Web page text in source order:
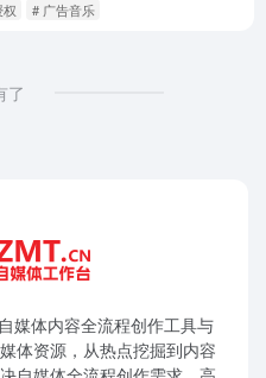
# 广告音乐
了
自媒体内容全流程创作工具与
体资源，从热点挖掘到内容